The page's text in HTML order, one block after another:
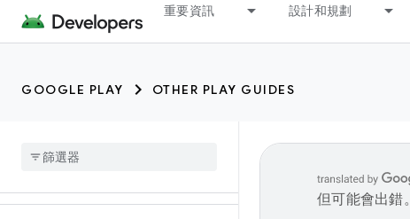
重要資訊 設計和規劃
GOOGLE PLAY OTHER PLAY GUIDES
但可能會出錯。